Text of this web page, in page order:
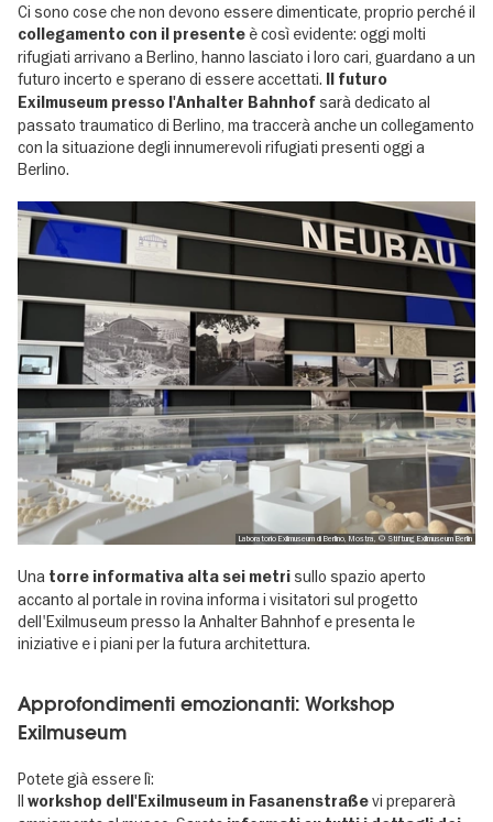
Ci sono cose che non devono essere dimenticate, proprio perché il
collegamento con il presente è così evidente: oggi molti
rifugiati arrivano a Berlino, hanno lasciato i loro cari, guardano a un
futuro incerto e sperano di essere accettati.
Il futuro
Exilmuseum presso l'Anhalter Bahnhof sarà dedicato al
passato traumatico di Berlino, ma traccerà anche un collegamento
con la situazione degli innumerevoli rifugiati presenti oggi a
Berlino.
Laboratorio Exilmuseum di Berlino, Mostra, © Stiftung Exilmuseum Berlin
Una torre informativa alta sei metri sullo spazio aperto
accanto al portale in rovina informa i visitatori sul progetto
dell'Exilmuseum presso la Anhalter Bahnhof e presenta le
iniziative e i piani per la futura architettura.
Approfondimenti emozionanti: Workshop
Exilmuseum
Potete già essere lì:
Il workshop dell'Exilmuseum in Fasanenstraßevi preparerà